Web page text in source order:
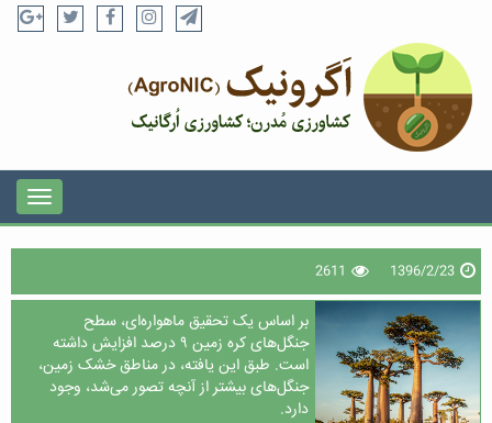
1396/2/23
2611
بر اساس یک تحقیق ماهواره‌ای، سطح
جنگل‌های کره زمین ۹ درصد افزایش داشته
است. طبق این یافته، در مناطق خشک زمین،
جنگل‌های بیشتر از آنچه تصور می‌شد، وجود
دارد.